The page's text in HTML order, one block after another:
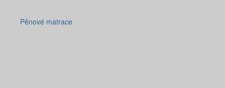
Pěnové matrace